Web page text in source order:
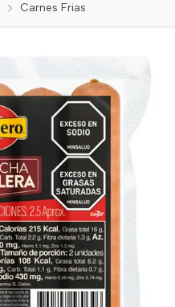
Carnes Frias